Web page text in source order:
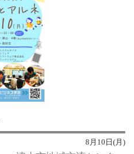
8月10日(月)